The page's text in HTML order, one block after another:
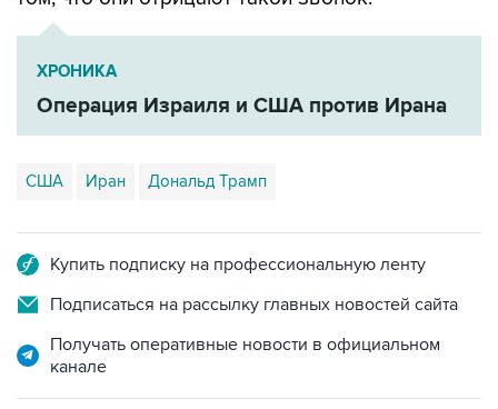
ХРОНИКА
Операция Израиля и США против Ирана
США Иран Дональд Трамп
Подписаться на рассылку главных новостей сайта
Получать оперативные новости в официальном